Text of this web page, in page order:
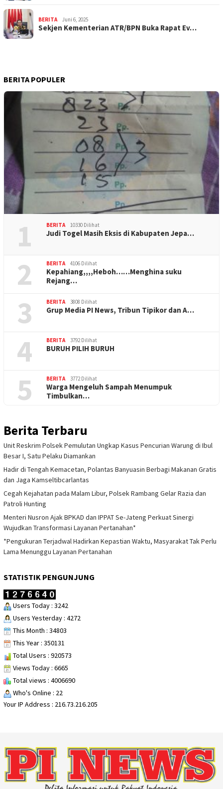
BERITA Juni 6, 2025
Sekjen Kementerian ATR/BPN Buka Rapat Ev…
BERITA POPULER
1 BERITA 10330 Dilihat
Judi Togel Masih Eksis di Kabupaten Jepa…
2 BERITA 4106 Dilihat
Kepahiang,,,,Heboh……Menghina suku
Rejang…
3 BERITA 3808 Dilihat
Grup Media PI News, Tribun Tipikor dan A…
4 BERITA 3792 Dilihat
BURUH PILIH BURUH
5 BERITA 3772 Dilihat
Warga Mengeluh Sampah Menumpuk
Timbulkan…
Berita Terbaru
Unit Reskrim Polsek Pemulutan Ungkap Kasus Pencurian Warung di Ibul
Besar I, Satu Pelaku Diamankan
Hadir di Tengah Kemacetan, Polantas Banyuasin Berbagi Makanan Gratis
dan Jaga Kamseltibcarlantas
Cegah Kejahatan pada Malam Libur, Polsek Rambang Gelar Razia dan
Patroli Hunting
Menteri Nusron Ajak BPKAD dan IPPAT Se-Jateng Perkuat Sinergi
Wujudkan Transformasi Layanan Pertanahan*
*Pengukuran Terjadwal Hadirkan Kepastian Waktu, Masyarakat Tak Perlu
Lama Menunggu Layanan Pertanahan
STATISTIK PENGUNJUNG
Users Today : 3242
Users Yesterday : 4272
This Month : 34803
This Year : 350131
Total Users : 920573
Views Today : 6665
Total views : 4006690
Who's Online : 22
Your IP Address : 216.73.216.205